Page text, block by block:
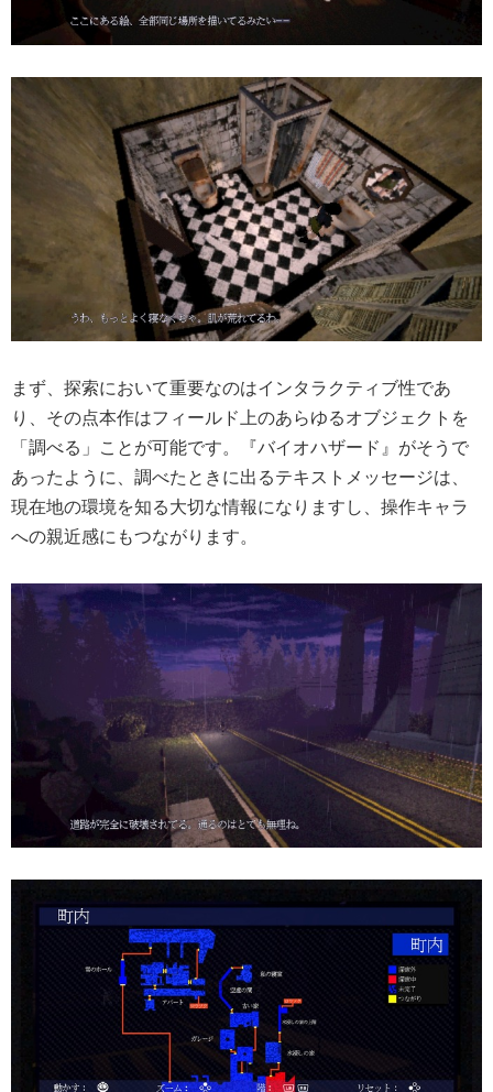
まず、探索において重要なのはインタラクティブ性であ
り、その点本作はフィールド上のあらゆるオブジェクトを
「調べる」ことが可能です。『バイオハザード』がそうで
あったように、調べたときに出るテキストメッセージは、
現在地の環境を知る大切な情報になりますし、操作キャラ
への親近感にもつながります。